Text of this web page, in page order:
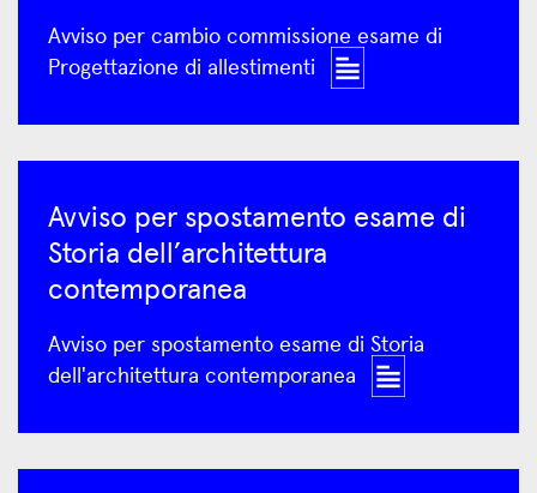
Avviso per cambio commissione esame di
Progettazione di allestimenti
Avviso per spostamento esame di
Storia dell’architettura
contemporanea
Avviso per spostamento esame di Storia
dell'architettura contemporanea